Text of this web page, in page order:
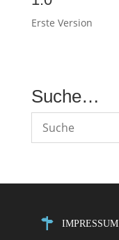
Erste Version
Suche…
IMPRESSUM